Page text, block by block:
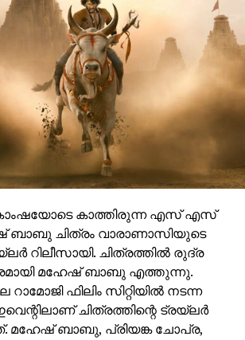
കാത്തിരുന്ന എസ് എസ്
ബാബു ചിത്രം വാരാണാസിയുടെ
റിലീസായി. ചിത്രത്തിൽ രുദ്ര
മഹേഷ് ബാബു എത്തുന്നു.
ഫിലിം സിറ്റിയിൽ നടന്ന
ചിത്രത്തിന്റെ ട്രയ്ലർ
മഹേഷ് ബാബു, പ്രിയങ്ക ചോപ്ര,